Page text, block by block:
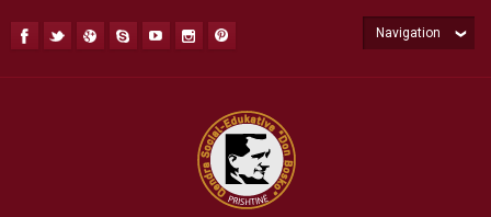
Navigation